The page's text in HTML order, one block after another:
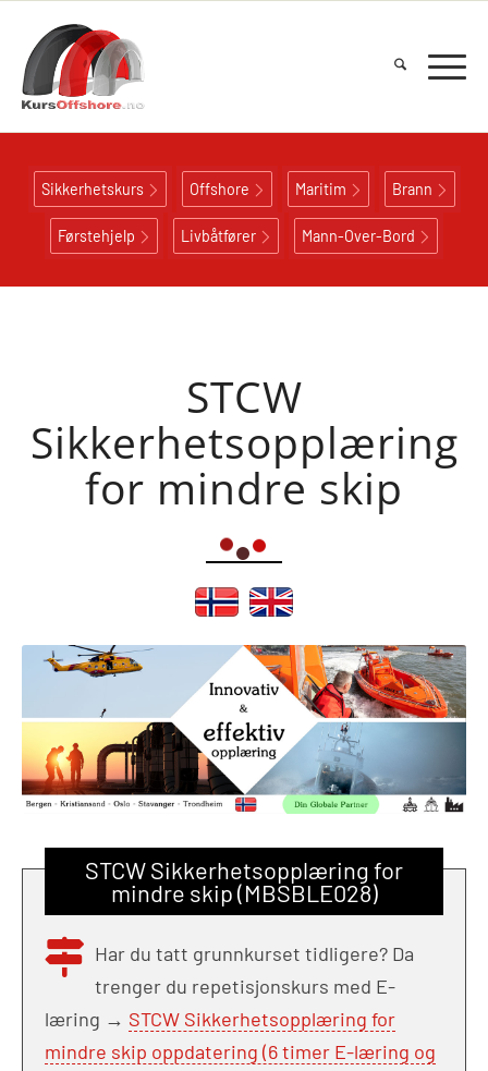
Sikkerhetskurs Offshore Maritim Brann
Førstehjelp Livbåtfører Mann-Over-Bord
STCW
Sikkerhetsopplæring
for mindre skip
STCW Sikkerhetsopplæring for
mindre skip (MBSBLE028)
Har du tatt grunnkurset tidligere? Da
trenger du repetisjonskurs med E-
læring → STCW Sikkerhetsopplæring for
mindre skip oppdatering (6 timer E-læring og